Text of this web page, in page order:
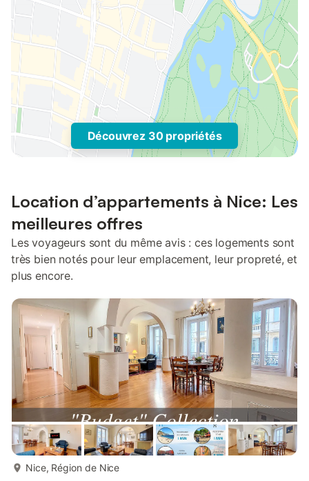
Découvrez 30 propriétés
Location d’appartements à Nice: Les
meilleures offres
Les voyageurs sont du même avis : ces logements sont
très bien notés pour leur emplacement, leur propreté, et
plus encore.
Nice, Région de Nice